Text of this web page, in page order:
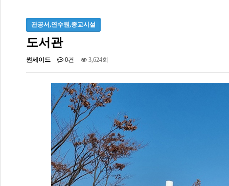
관공서,연수원,종교시설
도서관
썬세이드 0건 3,624회